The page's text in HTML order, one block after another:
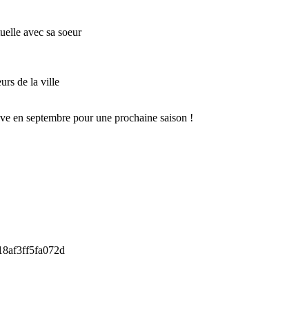
avec sa soeur
de la ville
en septembre pour une prochaine saison !